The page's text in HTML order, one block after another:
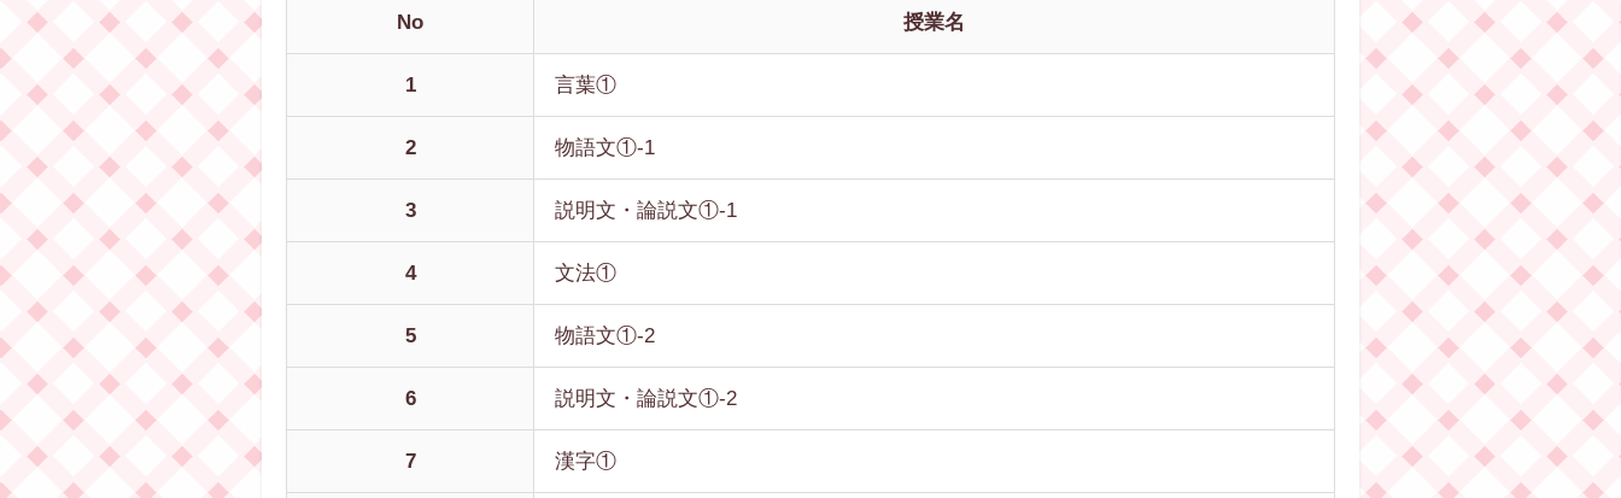
No 授業名
1 言葉①
2 物語文①-1
3 説明文・論説文①-1
4 文法①
5 物語文①-2
6 説明文・論説文①-2
7 漢字①